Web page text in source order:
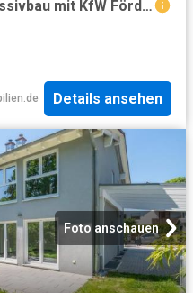
Stadthaus bezugsfertig Massivbau mit KfW Förderung, ruhige Lage, ohne Garten
Details ansehen
Foto anschauen